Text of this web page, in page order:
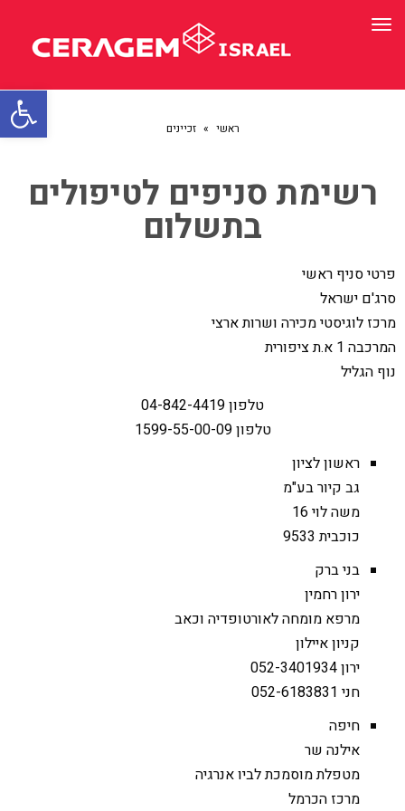
פתח
תפריט
ראשי » זכיינים
רשימת סניפים לטיפולים
בתשלום
פרטי סניף ראשי
סרג'ם ישראל
מרכז לוגיסטי מכירה ושרות ארצי
המרכבה 1 א.ת ציפורית
נוף הגליל
טלפון 04-842-4419
טלפון 1599-55-00-09
ראשון לציון
גב קיור בע"מ
משה לוי 16
כוכבית 9533
בני ברק
ירון רחמין
מרפא מומחה לאורטופדיה וכאב
קניון איילון
ירון 052-3401934
חני 052-6183831
חיפה
אילנה שר
מטפלת מוסמכת לביו אנרגיה
מרכז הכרמל